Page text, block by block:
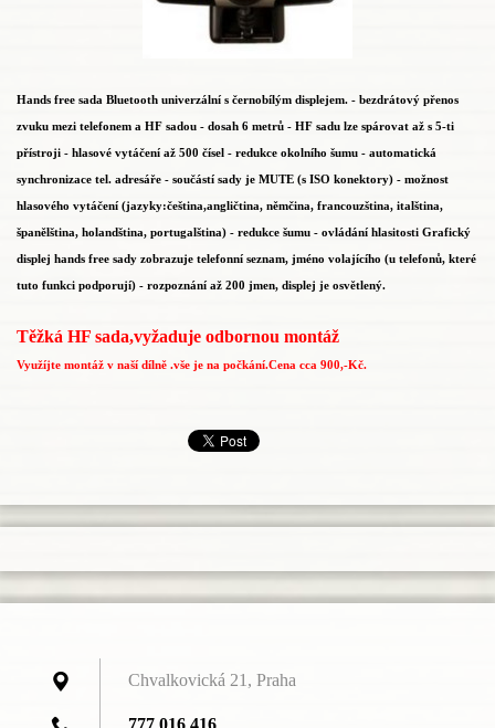
Hands free sada Bluetooth univerzální s černobílým displejem. - bezdrátový přenos
zvuku mezi telefonem a HF sadou - dosah 6 metrů - HF sadu lze spárovat až s 5-ti
přístroji - hlasové vytáčení až 500 čísel - redukce okolního šumu - automatická
synchronizace tel. adresáře - součástí sady je MUTE (s ISO konektory) - možnost
hlasového vytáčení (jazyky:čeština,angličtina, němčina, francouzština, italština,
španělština, holandština, portugalština) - redukce šumu - ovládání hlasitosti Grafický
displej hands free sady zobrazuje telefonní seznam, jméno volajícího (u telefonů, které
tuto funkci podporují) - rozpoznání až 200 jmen, displej je osvětlený.
Těžká HF sada,vyžaduje odbornou montáž
Využíjte montáž v naší dílně .vše je na počkání.Cena cca 900,-Kč.
Chvalkovická 21, Praha
777 016 416